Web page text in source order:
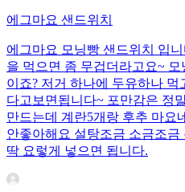
에그마요 샌드위치
에그마요 모닝빵 샌드위치 입
을 먹으면 좀 무겁더라고요~
이죠? 저거 하나에 두유하나
다고보면됩니다~ 포만감은 정
만드는데 계란5개랑 후추 마요
안좋아해요 설탕조금 소금조
딱 요렇게 넣으면 됩니다.